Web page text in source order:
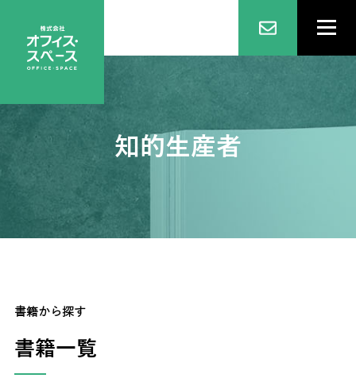
知的生産者
書籍から探す
書籍一覧